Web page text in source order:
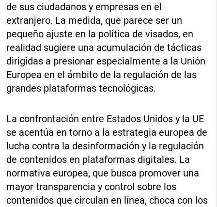
de sus ciudadanos y empresas en el
extranjero. La medida, que parece ser un
pequeño ajuste en la política de visados, en
realidad sugiere una acumulación de tácticas
dirigidas a presionar especialmente a la Unión
Europea en el ámbito de la regulación de las
grandes plataformas tecnológicas.
La confrontación entre Estados Unidos y la UE
se acentúa en torno a la estrategia europea de
lucha contra la desinformación y la regulación
de contenidos en plataformas digitales. La
normativa europea, que busca promover una
mayor transparencia y control sobre los
contenidos que circulan en línea, choca con los